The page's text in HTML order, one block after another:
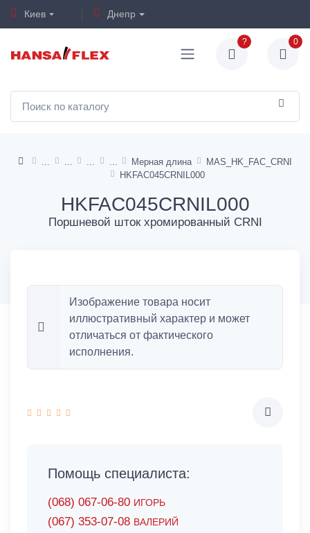
Киев Днепр
? 0
Мерная длина
MAS_HK_FAC_CRNI
HKFAC045CRNIL000
HKFAC045CRNIL000
Поршневой шток хромированный CRNI
Изображение товара носит
иллюстративный характер и может
отличаться от фактического
исполнения.
Помощь специалиста:
(068) 067-06-80 ИГОРЬ
(067) 353-07-08 ВАЛЕРИЙ